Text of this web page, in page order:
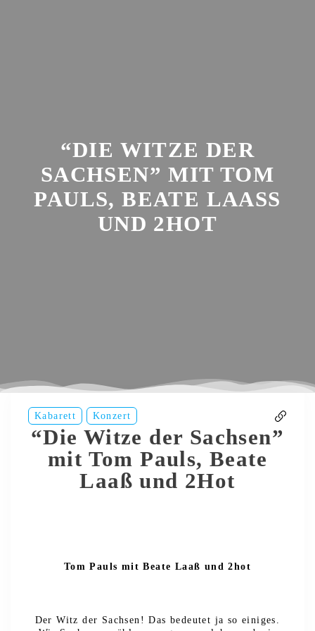
“DIE WITZE DER
SACHSEN” MIT TOM
PAULS, BEATE LAASS U
ND 2HOT
Kabarett Konzert
“Die Witze der Sachsen”
mit Tom Pauls, Beate
Laaß und 2Hot
Tom Pauls mit Beate Laaß und 2hot
Der Witz der Sachsen! Das bedeutet ja so einiges.